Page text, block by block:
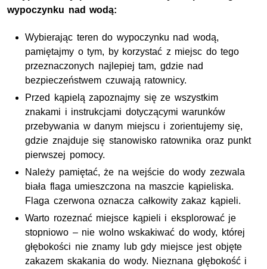
wypoczynku nad wodą:
Wybierając teren do wypoczynku nad wodą,
pamiętajmy o tym, by korzystać z miejsc do tego
przeznaczonych najlepiej tam, gdzie nad
bezpieczeństwem czuwają ratownicy.
Przed kąpielą zapoznajmy się ze wszystkim
znakami i instrukcjami dotyczącymi warunków
przebywania w danym miejscu i zorientujemy się,
gdzie znajduje się stanowisko ratownika oraz punkt
pierwszej pomocy.
Należy pamiętać, że na wejście do wody zezwala
biała flaga umieszczona na maszcie kąpieliska.
Flaga czerwona oznacza całkowity zakaz kąpieli.
Warto rozeznać miejsce kąpieli i eksplorować je
stopniowo – nie wolno wskakiwać do wody, której
głębokości nie znamy lub gdy miejsce jest objęte
zakazem skakania do wody. Nieznana głębokość i